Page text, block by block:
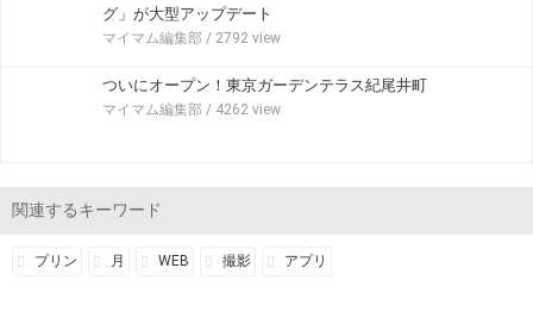
グ」が大型アップデート
マイマム編集部 / 2792 view
ついにオープン！東京ガーデンテラス紀尾井町
マイマム編集部 / 4262 view
関連するキーワード
プリン 月 WEB 撮影 アプリ